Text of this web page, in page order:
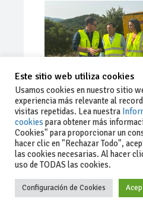
Ago 03, 2026
La Junta
A381 por Los
Este sitio web utiliza cookies
Usamos cookies en nuestro sitio
experiencia más relevante al
visitas repetidas. Lea nuestra
cookies para obtener más
Cookies" para proporcionar un
hacer clic en "Rechazar Todo",
las cookies necesarias. Al hacer
uso de TODAS las cookies.
Configuración de Cookies